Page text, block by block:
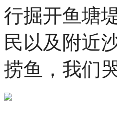
行掘开鱼塘
民以及附近
捞鱼，我们